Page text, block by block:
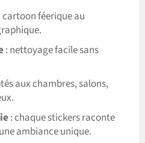
cartoon féerique au
: nettoyage facile sans
aux chambres, salons,
: chaque stickers raconte
ambiance unique.